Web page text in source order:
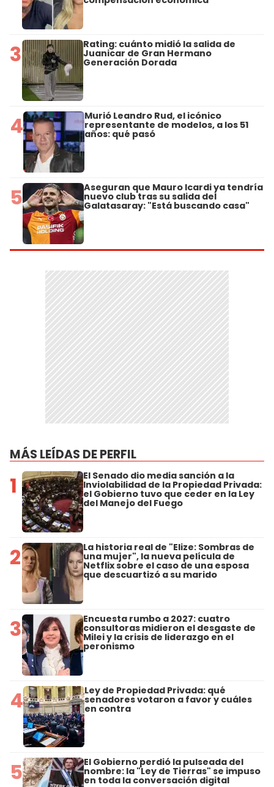
3 Rating: cuánto midió la salida de
Juanicar de Gran Hermano
Generación Dorada
4 Murió Leandro Rud, el icónico
representante de modelos, a los 51
años: qué pasó
5 Aseguran que Mauro Icardi ya tendría
nuevo club tras su salida del
Galatasaray: "Está buscando casa"
MÁS LEÍDAS DE PERFIL
1 El Senado dio media sanción a la
Inviolabilidad de la Propiedad Privada:
el Gobierno tuvo que ceder en la Ley
del Manejo del Fuego
2 La historia real de "Elize: Sombras de
una mujer", la nueva película de
Netflix sobre el caso de una esposa
que descuartizó a su marido
3 Encuesta rumbo a 2027: cuatro
consultoras midieron el desgaste de
Milei y la crisis de liderazgo en el
peronismo
4 Ley de Propiedad Privada: qué
senadores votaron a favor y cuáles
en contra
5 El Gobierno perdió la pulseada del
nombre: la "Ley de Tierras" se impuso
en toda la conversación digital